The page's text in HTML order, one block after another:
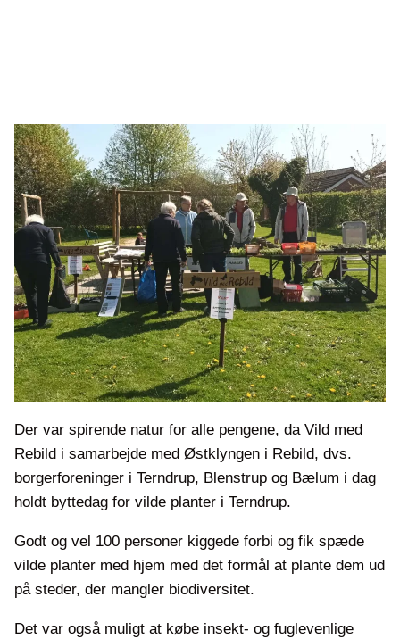
Der var spirende natur for alle pengene, da Vild med
Rebild i samarbejde med Østklyngen i Rebild, dvs.
borgerforeninger i Terndrup, Blenstrup og Bælum i dag
holdt byttedag for vilde planter i Terndrup.
Godt og vel 100 personer kiggede forbi og fik spæde
vilde planter med hjem med det formål at plante dem ud
på steder, der mangler biodiversitet.
Det var også muligt at købe insekt- og fuglevenlige